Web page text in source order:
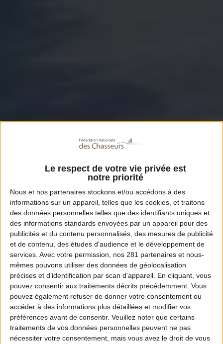
Le respect de votre vie privée est
notre priorité
Nous et nos partenaires stockons et/ou accédons à des
informations sur un appareil, telles que les cookies, et traitons
des données personnelles telles que des identifiants uniques et
des informations standards envoyées par un appareil pour des
publicités et du contenu personnalisés, des mesures de publicité
et de contenu, des études d'audience et le développement de
services. Avec votre permission, nos 281 partenaires et nous-
mêmes pouvons utiliser des données de géolocalisation
précises et d’identification par scan d'appareil. En cliquant, vous
pouvez consentir aux traitements décrits précédemment. Vous
pouvez également refuser de donner votre consentement ou
accéder à des informations plus détaillées et modifier vos
préférences avant de consentir. Veuillez noter que certains
traitements de vos données personnelles peuvent ne pas
nécessiter votre consentement, mais vous avez le droit de vous